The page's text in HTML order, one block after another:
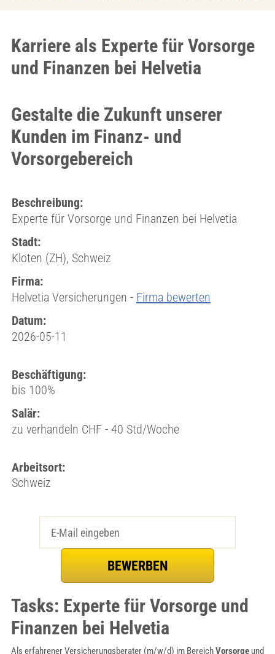
Karriere als Experte für Vorsorge
und Finanzen bei Helvetia
Gestalte die Zukunft unserer
Kunden im Finanz- und
Vorsorgebereich
Beschreibung:
Experte für Vorsorge und Finanzen bei Helvetia
Stadt:
Kloten (ZH), Schweiz
Firma:
Helvetia Versicherungen - Firma bewerten
Datum:
2026-05-11
Beschäftigung:
bis 100%
Salär:
zu verhandeln CHF - 40 Std/Woche
Arbeitsort:
Schweiz
Tasks: Experte für Vorsorge und
Finanzen bei Helvetia
Als erfahrener Versicherungsberater (m/w/d) im BereichVorsorgeund